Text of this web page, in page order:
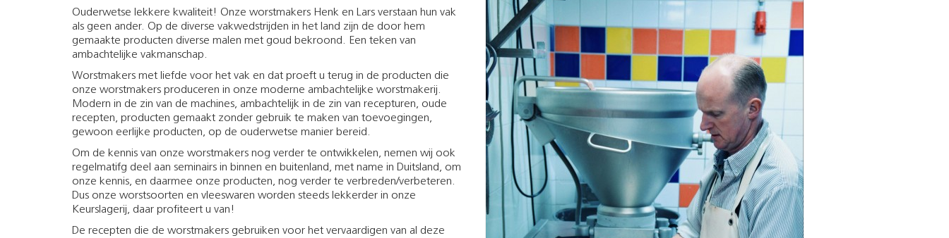
Ouderwetse lekkere kwaliteit! Onze worstmakers Henk en Lars verstaan hun vak
als geen ander. Op de diverse vakwedstrijden in het land zijn de door hem
gemaakte producten diverse malen met goud bekroond. Een teken van
ambachtelijke vakmanschap.
Worstmakers met liefde voor het vak en dat proeft u terug in de producten die
onze worstmakers produceren in onze moderne ambachtelijke worstmakerij.
Modern in de zin van de machines, ambachtelijk in de zin van recepturen, oude
recepten, producten gemaakt zonder gebruik te maken van toevoegingen,
gewoon eerlijke producten, op de ouderwetse manier bereid.
Om de kennis van onze worstmakers nog verder te ontwikkelen, nemen wij ook
regelmatifg deel aan seminairs in binnen en buitenland, met name in Duitsland, om
onze kennis, en daarmee onze producten, nog verder te verbreden/verbeteren.
Dus onze worstsoorten en vleeswaren worden steeds lekkerder in onze
Keurslagerij, daar profiteert u van!
De recepten die de worstmakers gebruiken voor het vervaardigen van al deze